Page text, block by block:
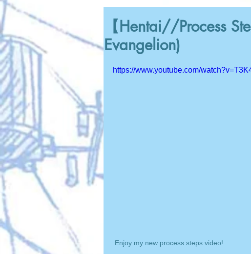
【Hentai//Process
Evangelion)
https://www.youtube.com/
Enjoy my new process steps video!